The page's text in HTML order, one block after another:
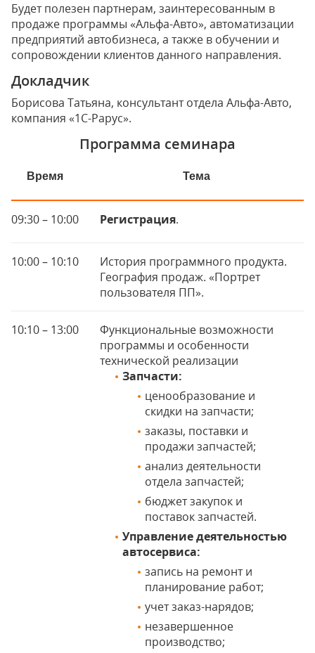
Будет полезен партнерам, заинтересованным в
продаже программы «Альфа-Авто», автоматизации
предприятий автобизнеса, а также в обучении и
сопровождении клиентов данного направления.
Докладчик
Борисова Татьяна, консультант отдела Альфа-Авто,
компания «1С-Рарус».
Программа семинара
Время Тема
09:30 – 10:00 Регистрация.
10:00 – 10:10
История программного продукта.
География продаж. «Портрет
пользователя ПП».
10:10 – 13:00
Функциональные возможности
программы и особенности
технической реализации
Запчасти:
ценообразование и
скидки на запчасти;
заказы, поставки и
продажи запчастей;
анализ деятельности
отдела запчастей;
бюджет закупок и
поставок запчастей.
Управление деятельностью
автосервиса:
запись на ремонт и
планирование работ;
учет заказ-нарядов;
незавершенное
производство;